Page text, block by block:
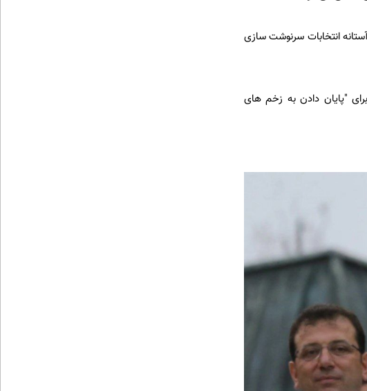
انتخابات سرنوشت سازی
"پایان دادن به زخم های